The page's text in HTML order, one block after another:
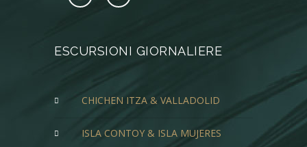
ESCURSIONI GIORNALIERE
CHICHEN ITZA & VALLADOLID
ISLA CONTOY & ISLA MUJERES